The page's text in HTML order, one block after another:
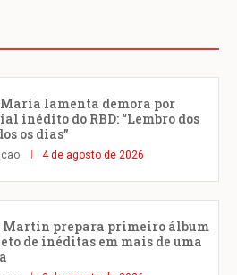
lamenta demora por
inédito do RBD: “Lembro dos
os dias”
4 de agosto de 2026
prepara primeiro álbum
de inéditas em mais de uma